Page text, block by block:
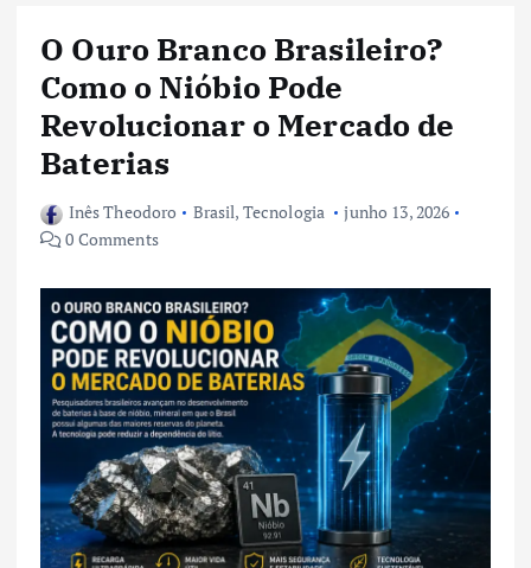
O Ouro Branco Brasileiro?
Como o Nióbio Pode
Revolucionar o Mercado de
Baterias
Inês Theodoro Brasil, Tecnologia
junho 13, 2026
0 Comments